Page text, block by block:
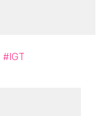
#IGT